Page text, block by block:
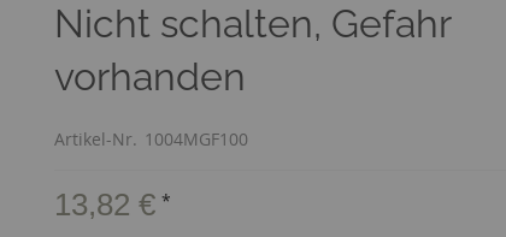
Nicht schalten, Gefahr
vorhanden
Artikel-Nr. 1004MGF100
13,82 € *